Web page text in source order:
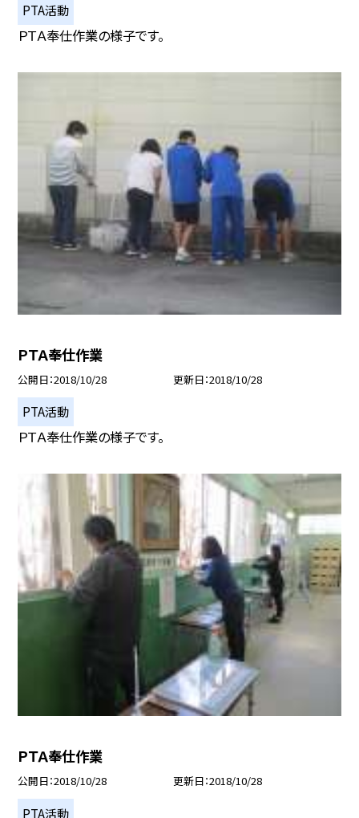
PTA活動
ＰＴＡ奉仕作業の様子です。
ＰＴＡ奉仕作業
公開日 2018/10/28 更新日 2018/10/28
PTA活動
ＰＴＡ奉仕作業の様子です。
ＰＴＡ奉仕作業
公開日 2018/10/28 更新日 2018/10/28
PTA活動